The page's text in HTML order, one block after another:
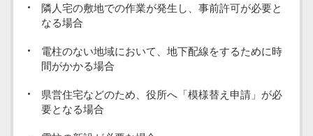
隣人宅の敷地での作業が発生し、事前許可が必要と
なる場合
電柱のない地域において、地下配線をするために時
間がかかる場合
県営住宅などのため、役所へ「模様替え申請」が必
要となる場合